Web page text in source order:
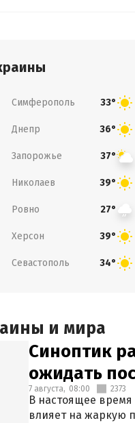
Симферополь 33°
Днепр 36°
Запорожье 37°
Николаев 39°
Ровно 27°
Херсон 39°
Севастополь 34°
и мира
Синоптик
ожидать
7 августа, 08:00 2373
В настоящее
влияет на жаркую